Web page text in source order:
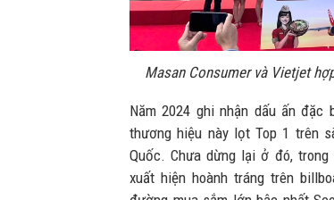
Masan Consumer và Vietjet
Năm 2024 ghi nhận dấu ấn đặc
thương hiệu này lọt Top 1 trên
Quốc. Chưa dừng lại ở đó, trong
xuất hiện hoành tráng trên